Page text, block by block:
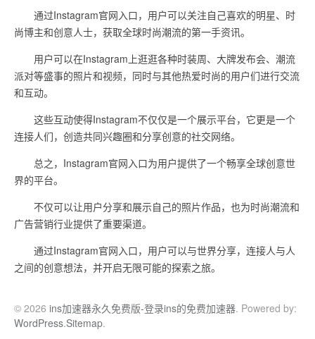
通过Instagram官网入口，用户可以关注自己喜欢的明星、时
尚博主和创意人士，获取全球时尚潮流的第一手资讯。
用户可以在Instagram上逛逛各种时装周、大牌发布会、潮流
派对等盛事的照片和视频，同时与其他热爱时尚的用户们进行交流
和互动。
这些互动使得Instagram不仅仅是一个展示平台，它更是一个
连接人们，创造共同兴趣圈和分享创意的社交网络。
总之，Instagram官网入口为用户提供了一个畅享全球创意世
界的平台。
不仅可以让用户分享和展示自己的照片作品，也为时尚潮流和
广告营销行业提供了重要渠道。
通过Instagram官网入口，用户可以与世界分享，连接人与人
之间的创意想法，并开启无限可能的探索之旅。
© 2026 ins加速器永久免费版-登录ins的免费加速器. Powered by:
WordPress.Sitemap.